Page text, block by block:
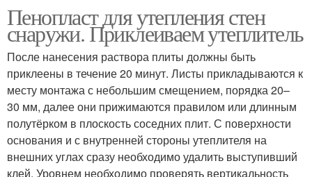
Пенопласт для утепления стен
снаружи. Приклеиваем утеплитель
После нанесения раствора плиты должны быть
приклеены в течение 20 минут. Листы прикладываются к
месту монтажа с небольшим смещением, порядка 20–
30 мм, далее они прижимаются правилом или длинным
полутёрком в плоскость соседних плит. С поверхности
основания и с внутренней стороны утеплителя на
внешних углах сразу необходимо удалить выступивший
клей. Уровнем необходимо проверять вертикальность